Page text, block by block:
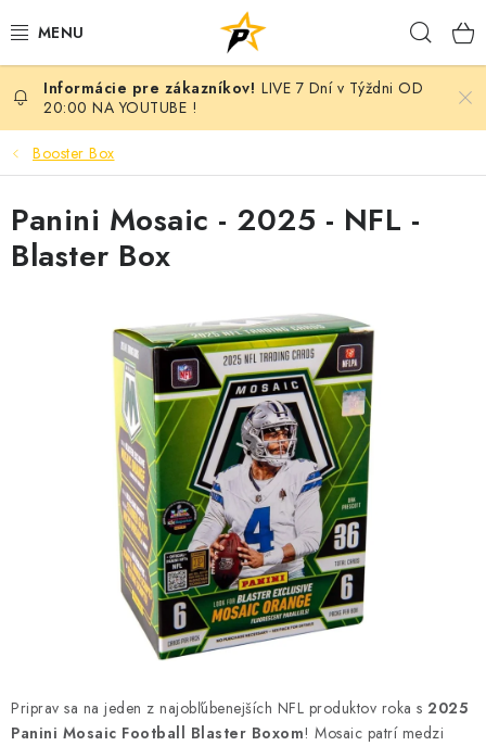
na
POKÉMON
BREAK NIGHT SEPAR VOL.7 - MONARCH EDITION
BATTLE
BREAKY
MAGIC THE GATHERING
STAR WARS
LIVE 7 Dní v Týždni OD
20:00 NA YOUTUBE !
Booster Box
Priprav sa na jeden z najobľúbenejších NFL produktov roka s 2025
Panini Mosaic Football Blaster Boxom! Mosaic patrí medzi
Panini Mosaic - 2025 - NFL -
Blaster Box